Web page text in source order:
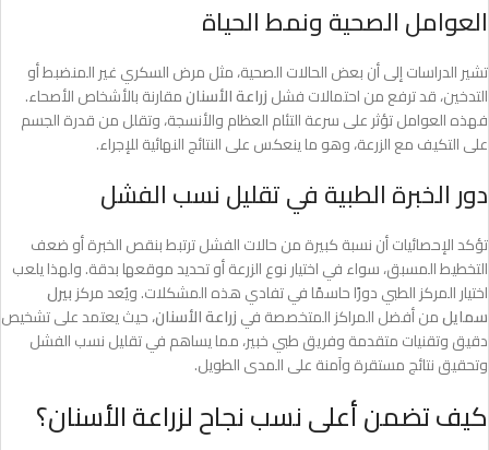
العوامل الصحية ونمط الحياة
تشير الدراسات إلى أن بعض الحالات الصحية، مثل مرض السكري غير المنضبط أو
التدخين، قد ترفع من احتمالات فشلزراعة الأسنانمقارنة بالأشخاص الأصحاء.
فهذه العوامل تؤثر على سرعة التئام العظام والأنسجة، وتقلل من قدرة الجسم
على التكيف مع الزرعة، وهو ما ينعكس على النتائج النهائية للإجراء.
دور الخبرة الطبية في تقليل نسب الفشل
تؤكد الإحصائيات أن نسبة كبيرة من حالات الفشل ترتبط بنقص الخبرة أو ضعف
التخطيط المسبق، سواء في اختيار نوع الزرعة أو تحديد موقعها بدقة. ولهذا يلعب
اختيار المركز الطبي دورًا حاسمًا في تفادي هذه المشكلات. ويُعد مركزبيرل
سمايلمن أفضل المراكز المتخصصة فيزراعة الأسنان، حيث يعتمد على تشخيص
دقيق وتقنيات متقدمة وفريق طبي خبير، مما يساهم في تقليل نسب الفشل
وتحقيق نتائج مستقرة وآمنة على المدى الطويل.
كيف تضمن أعلى نسب نجاح لزراعة الأسنان؟